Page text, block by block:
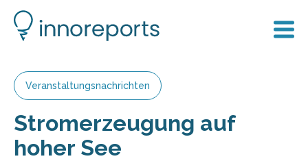
Veranstaltungsnachrichten
Stromerzeugung auf
hoher See